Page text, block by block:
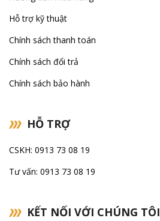
Hỗ trợ kỹ thuật
Chính sách thanh toán
Chính sách đổi trả
Chính sách bảo hành
HỖ TRỢ
CSKH: 0913 73 08 19
Tư vấn: 0913 73 08 19
KẾT NỐI VỚI CHÚNG TÔI